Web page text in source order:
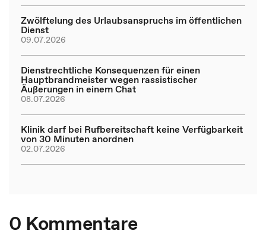
Zwölftelung des Urlaubsanspruchs im öffentlichen
Dienst
09.07.2026
Dienstrechtliche Konsequenzen für einen
Hauptbrandmeister wegen rassistischer
Äußerungen in einem Chat
08.07.2026
Klinik darf bei Rufbereitschaft keine Verfügbarkeit
von 30 Minuten anordnen
02.07.2026
0 Kommentare